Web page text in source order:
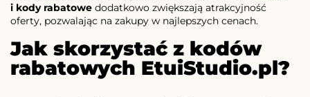
i kody rabatowe dodatkowo zwiększają atrakcyjność
oferty, pozwalając na zakupy w najlepszych cenach.
Jak skorzystać z kodów
rabatowych EtuiStudio.pl?